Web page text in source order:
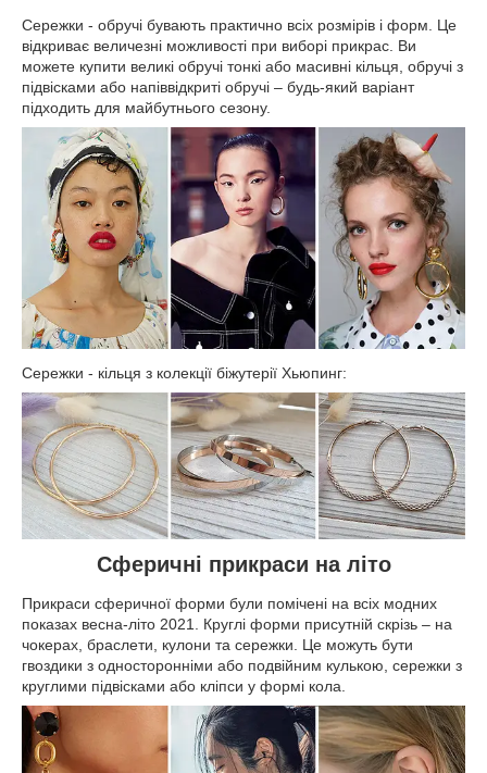
Сережки - обручі бувають практично всіх розмірів і форм. Це
відкриває величезні можливості при виборі прикрас. Ви
можете купити великі обручі тонкі або масивні кільця, обручі з
підвісками або напіввідкриті обручі – будь-який варіант
підходить для майбутнього сезону.
Сережки - кільця з колекції біжутерії Хьюпинг:
Сферичні прикраси на літо
Прикраси сферичної форми були помічені на всіх модних
показах весна-літо 2021. Круглі форми присутній скрізь – на
чокерах, браслети, кулони та сережки. Це можуть бути
гвоздики з односторонніми або подвійним кулькою, сережки з
круглими підвісками або кліпси у формі кола.